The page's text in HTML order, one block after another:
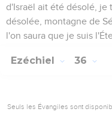
d'Israël ait été désolé, je
désolée, montagne de
l'on saura que je suis
Ezéchiel 36
Seuls les Évangiles sont